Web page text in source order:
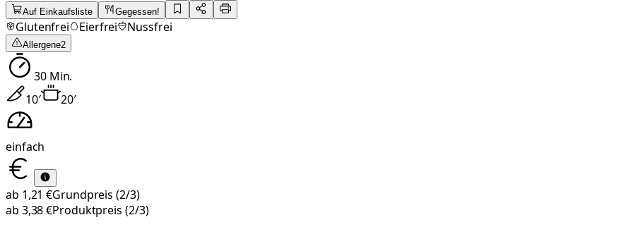
Auf Einkaufsliste Gegessen!
Glutenfrei Eierfrei Nussfrei
Allergene2
30Min.
10′ 20′
einfach
ab 1,21 €Grundpreis (2/3)
ab 3,38 €Produktpreis (2/3)